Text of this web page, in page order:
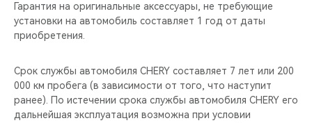
Гарантия на оригинальные аксессуары, не требующие
установки на автомобиль составляет 1 год от даты
приобретения.
Срок службы автомобиля CHERY составляет 7 лет или 200
000 км пробега (в зависимости от того, что наступит
ранее). По истечении срока службы автомобиля CHERY его
дальнейшая эксплуатация возможна при условии